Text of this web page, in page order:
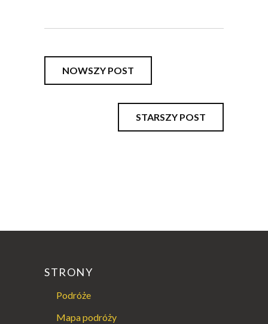
NOWSZY POST
STARSZY POST
STRONY
Podróże
Mapa podróży